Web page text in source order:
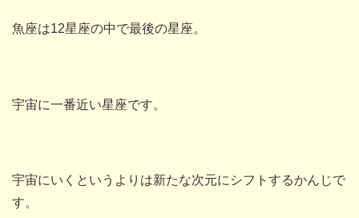
魚座は12星座の中で最後の星座。
宇宙に一番近い星座です。
宇宙にいくというよりは新たな次元にシフトするかんじで
す。